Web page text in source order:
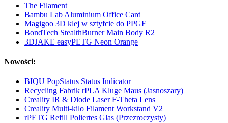
The Filament
Bambu Lab Aluminium Office Card
Magigoo 3D klej w sztyfcie do PPGF
BondTech StealthBurner Main Body R2
3DJAKE easyPETG Neon Orange
Nowości:
BIQU PopStatus Status Indicator
Recycling Fabrik rPLA Kluge Maus (Jasnoszary)
Creality IR & Diode Laser F-Theta Lens
Creality Multi-kilo Filament Workstand V2
rPETG Refill Poliertes Glas (Przezroczysty)